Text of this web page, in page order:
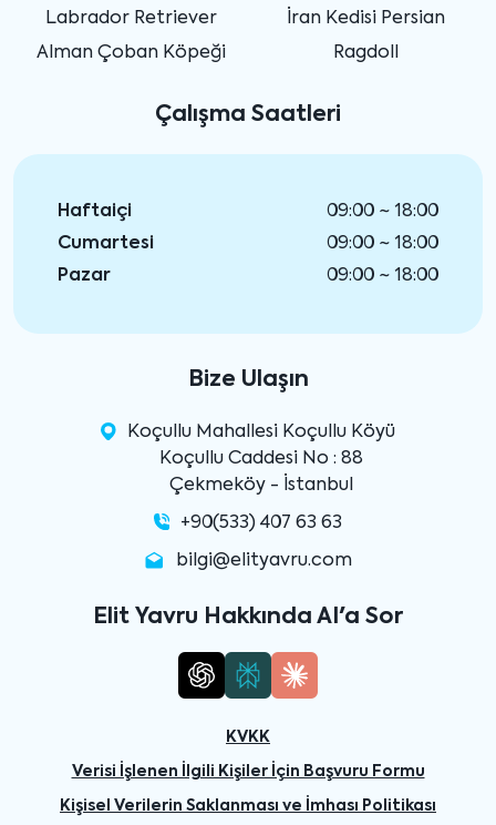
Labrador Retriever
Alman Çoban Köpeği
İran Kedisi Persian
Ragdoll
Çalışma Saatleri
Haftaiçi
09:00 ~ 18:00
Cumartesi
09:00 ~ 18:00
Pazar
09:00 ~ 18:00
Bize Ulaşın
Koçullu Mahallesi Koçullu Köyü
Koçullu Caddesi No : 88
Çekmeköy - İstanbul
+90(533) 407 63 63
bilgi@elityavru.com
Elit Yavru Hakkında AI'a Sor
KVKK
Verisi İşlenen İlgili Kişiler İçin Başvuru Formu
Kişisel Verilerin Saklanması ve İmhası Politikası